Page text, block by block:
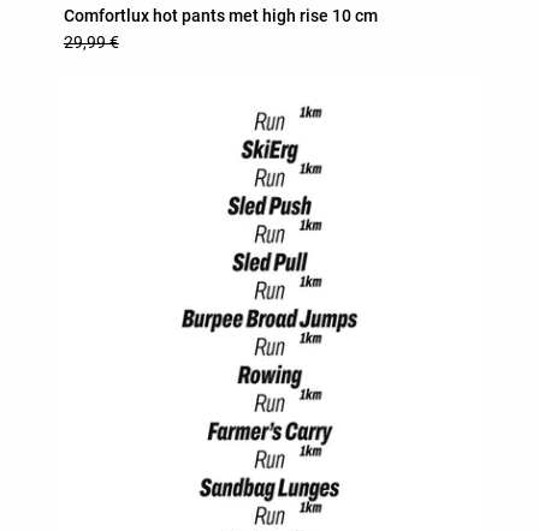
Comfortlux hot pants met high rise 10 cm
29,99 €